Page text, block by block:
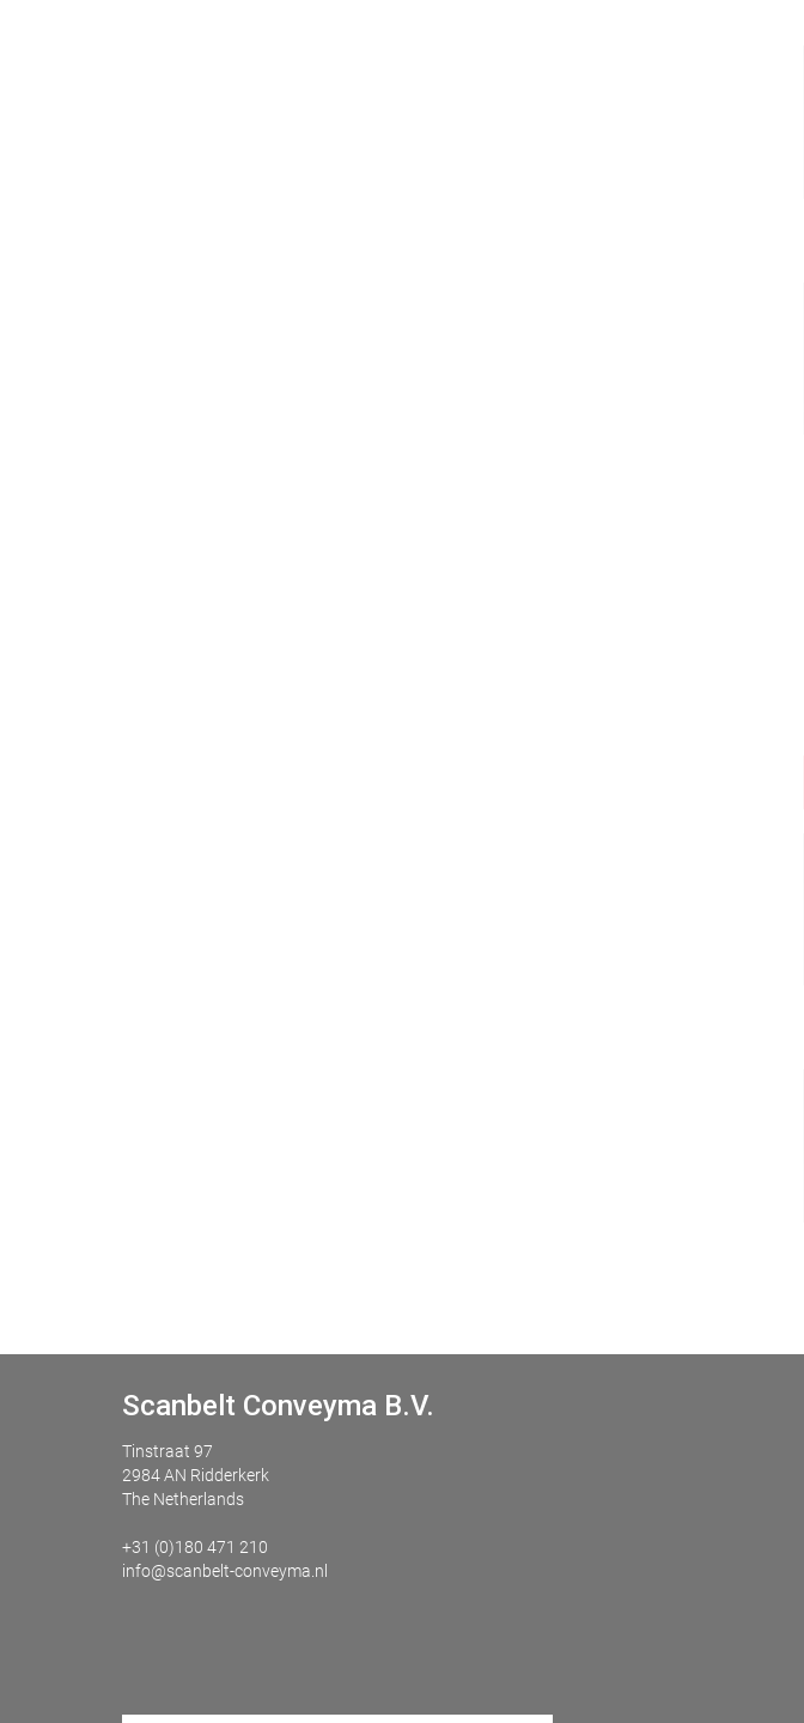
Scanbelt Conveyma B.V.
Tinstraat 97
2984 AN Ridderkerk
The Netherlands
+31 (0)180 471 210
info@scanbelt-conveyma.nl